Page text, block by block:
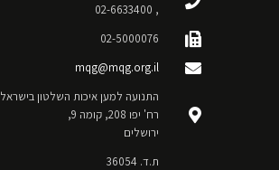
, 02-6633400
02-5000076
mqg@mqg.org.il
התנועה למען איכות השלטון בישראל
רח' יפו 208, קומה 9,
ירושלים
ת.ד. 36054